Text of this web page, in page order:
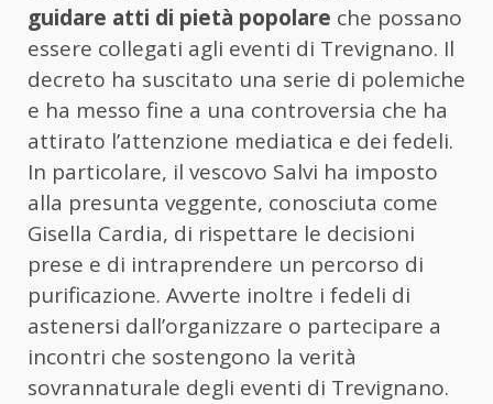
guidare atti di pietà popolare che possano
essere collegati agli eventi di Trevignano. Il
decreto ha suscitato una serie di polemiche
e ha messo fine a una controversia che ha
attirato l’attenzione mediatica e dei fedeli.
In particolare, il vescovo Salvi ha imposto
alla presunta veggente, conosciuta come
Gisella Cardia, di rispettare le decisioni
prese e di intraprendere un percorso di
purificazione. Avverte inoltre i fedeli di
astenersi dall’organizzare o partecipare a
incontri che sostengono la verità
sovrannaturale degli eventi di Trevignano.